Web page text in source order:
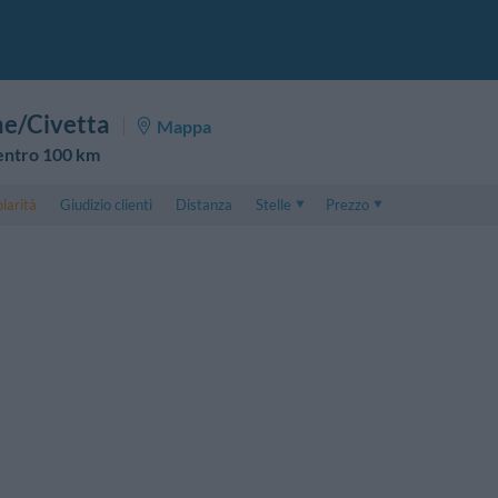
Civetta
Mappa
100 km
Giudizio clienti Distanza
Stelle
Prezzo